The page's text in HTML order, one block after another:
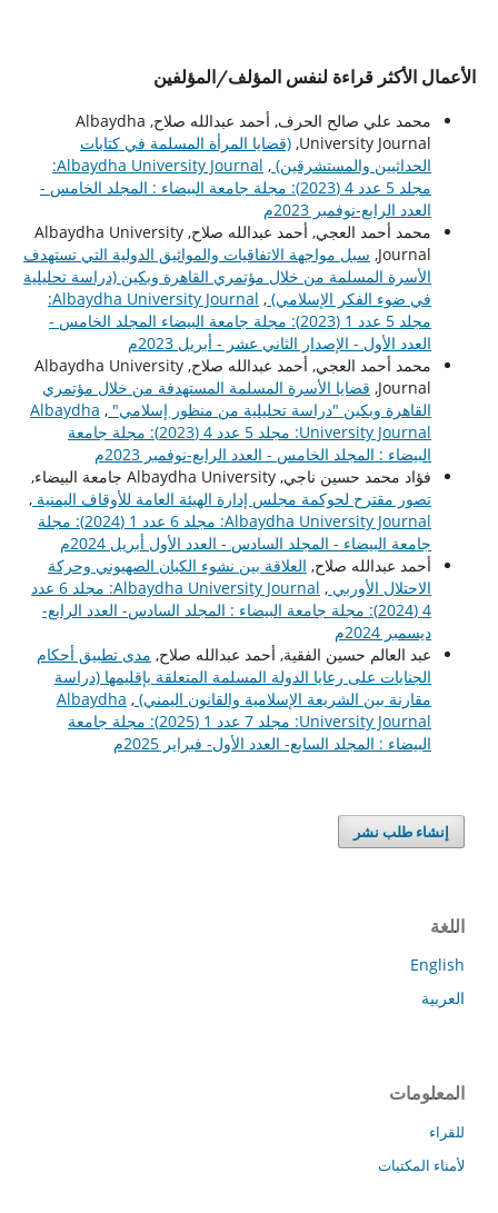
الأعمال الأكثر قراءة لنفس المؤلف/المؤلفين
محمد علي صالح الحرف, أحمد عبدالله صلاح, Albaydha
University Journal, (قضايا المرأة المسلمة في كتابات
الحداثيين والمستشرقين) ,
Albaydha University Journal:
مجلد 5 عدد 4 (2023): مجلة جامعة البيضاء : المجلد الخامس -
العدد الرابع-نوفمبر 2023م
محمد أحمد العجي, أحمد عبدالله صلاح, Albaydha University
Journal, سبل مواجهة الاتفاقيات والمواثيق الدولية التي تستهدف
الأسرة المسلمة من خلال مؤتمري القاهرة وبكين (دراسة تحليلية
في ضوء الفكر الإسلامي) ,
Albaydha University Journal:
مجلد 5 عدد 1 (2023): مجلة جامعة البيضاء المجلد الخامس -
العدد الأول - الإصدار الثاني عشر - أبريل 2023م
محمد أحمد العجي, أحمد عبدالله صلاح, Albaydha University
Journal, قضايا الأسرة المسلمة المستهدفة من خلال مؤتمري
القاهرة وبكين "دراسة تحليلية من منظور إسلامي" ,
Albaydha
University Journal: مجلد 5 عدد 4 (2023): مجلة جامعة
البيضاء : المجلد الخامس - العدد الرابع-نوفمبر 2023م
فؤاد محمد حسين ناجي, Albaydha University جامعة البيضاء,
تصور مقترح لحوكمة مجلس إدارة الهيئة العامة للأوقاف اليمنية ,
Albaydha University Journal: مجلد 6 عدد 1 (2024): مجلة
جامعة البيضاء - المجلد السادس - العدد الأول أبريل 2024م
أحمد عبدالله صلاح, العلاقة بين نشوء الكيان الصهيوني وحركة
الاحتلال الأوربي ,
Albaydha University Journal: مجلد 6 عدد
4 (2024): مجلة جامعة البيضاء : المجلد السادس- العدد الرابع-
ديسمبر 2024م
عبد العالم حسين الفقية, أحمد عبدالله صلاح, مدى تطبيق أحكام
الجنايات على رعايا الدولة المسلمة المتعلقة بإقليمها (دراسة
مقارنة بين الشريعة الإسلامية والقانون اليمني) ,
Albaydha
University Journal: مجلد 7 عدد 1 (2025): مجلة جامعة
البيضاء : المجلد السابع- العدد الأول- فبراير 2025م
إنشاء طلب نشر
اللغة
English
العربية
المعلومات
للقراء
لأمناء المكتبات